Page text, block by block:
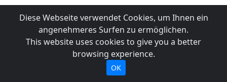
Diese Webseite verwendet Cookies, um Ihnen ein
angenehmeres Surfen zu ermöglichen.
This website uses cookies to give you a better
browsing experience.
OK